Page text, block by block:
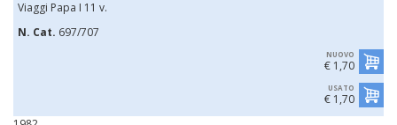
Viaggi Papa I 11 v.
N. Cat. 697/707
NUOVO
€ 1,70
USATO
€ 1,70